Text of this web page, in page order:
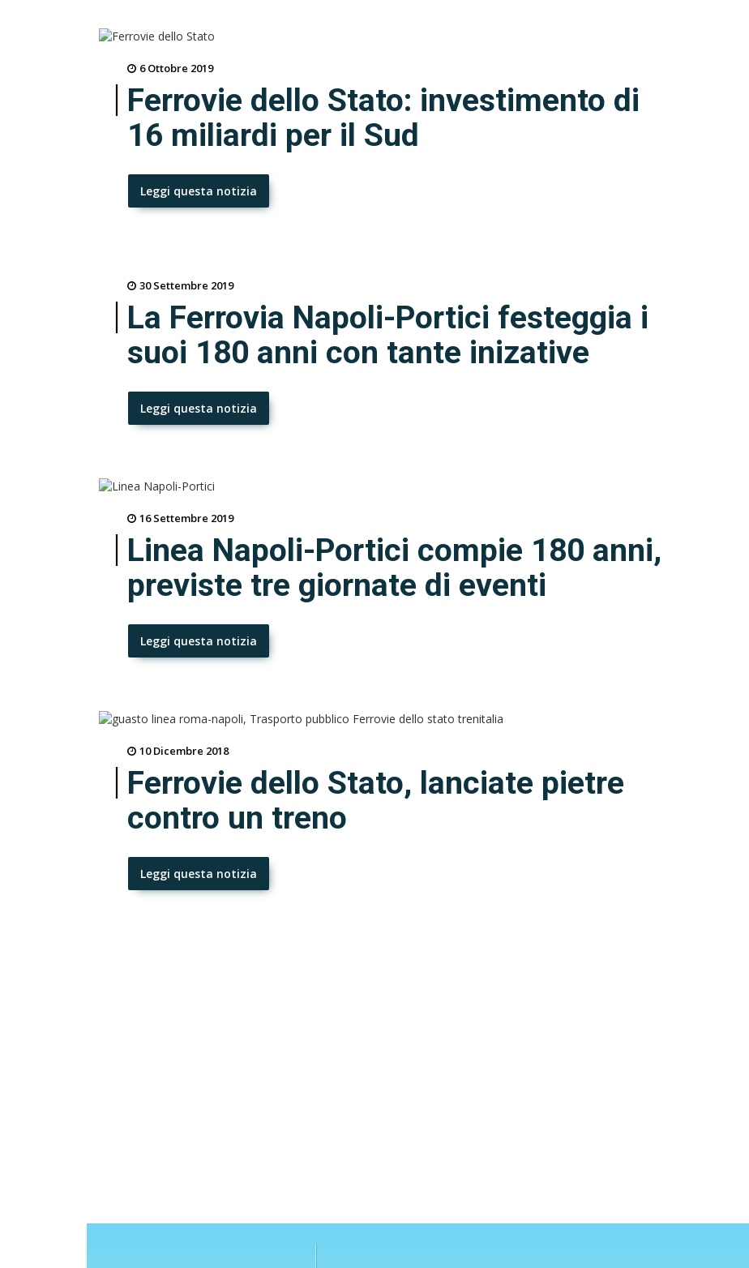
6 Ottobre 2019
Ferrovie dello Stato: investimento di
16 miliardi per il Sud
Leggi questa notizia
30 Settembre 2019
La Ferrovia Napoli-Portici festeggia i
suoi 180 anni con tante inizative
Leggi questa notizia
16 Settembre 2019
Linea Napoli-Portici compie 180 anni,
previste tre giornate di eventi
Leggi questa notizia
10 Dicembre 2018
Ferrovie dello Stato, lanciate pietre
contro un treno
Leggi questa notizia